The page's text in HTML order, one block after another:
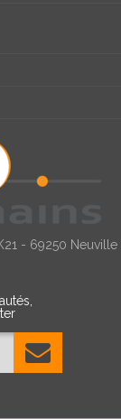
- 69250 Neuville